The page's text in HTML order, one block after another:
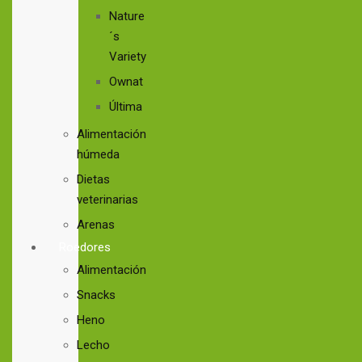
Nature
´s
Variety
Ownat
Última
Alimentación
húmeda
Dietas
veterinarias
Arenas
Roedores
Alimentación
Snacks
Heno
Lecho